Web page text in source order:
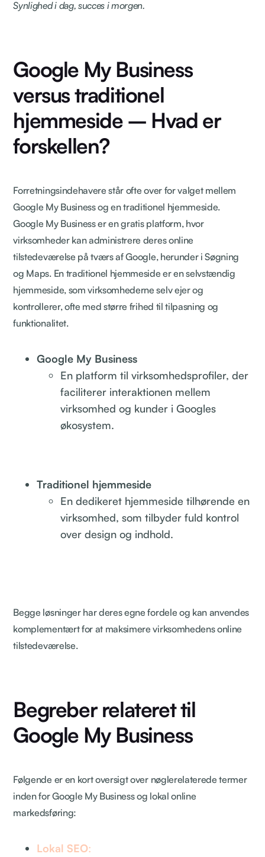
Synlighed i dag, succes i morgen.
Google My Business
versus traditionel
hjemmeside – Hvad er
forskellen?
Forretningsindehavere står ofte over for valget mellem
Google My Business og en traditionel hjemmeside.
Google My Business er en gratis platform, hvor
virksomheder kan administrere deres online
tilstedeværelse på tværs af Google, herunder i Søgning
og Maps. En traditionel hjemmeside er en selvstændig
hjemmeside, som virksomhederne selv ejer og
kontrollerer, ofte med større frihed til tilpasning og
funktionalitet.
Google My Business
En platform til virksomhedsprofiler, der
faciliterer interaktionen mellem
virksomhed og kunder i Googles
økosystem.
Traditionel hjemmeside
En dedikeret hjemmeside tilhørende en
virksomhed, som tilbyder fuld kontrol
over design og indhold.
Begge løsninger har deres egne fordele og kan anvendes
komplementært for at maksimere virksomhedens online
tilstedeværelse.
Begreber relateret til
Google My Business
Følgende er en kort oversigt over nøglerelaterede termer
inden for Google My Business og lokal online
markedsføring:
Lokal SEO: